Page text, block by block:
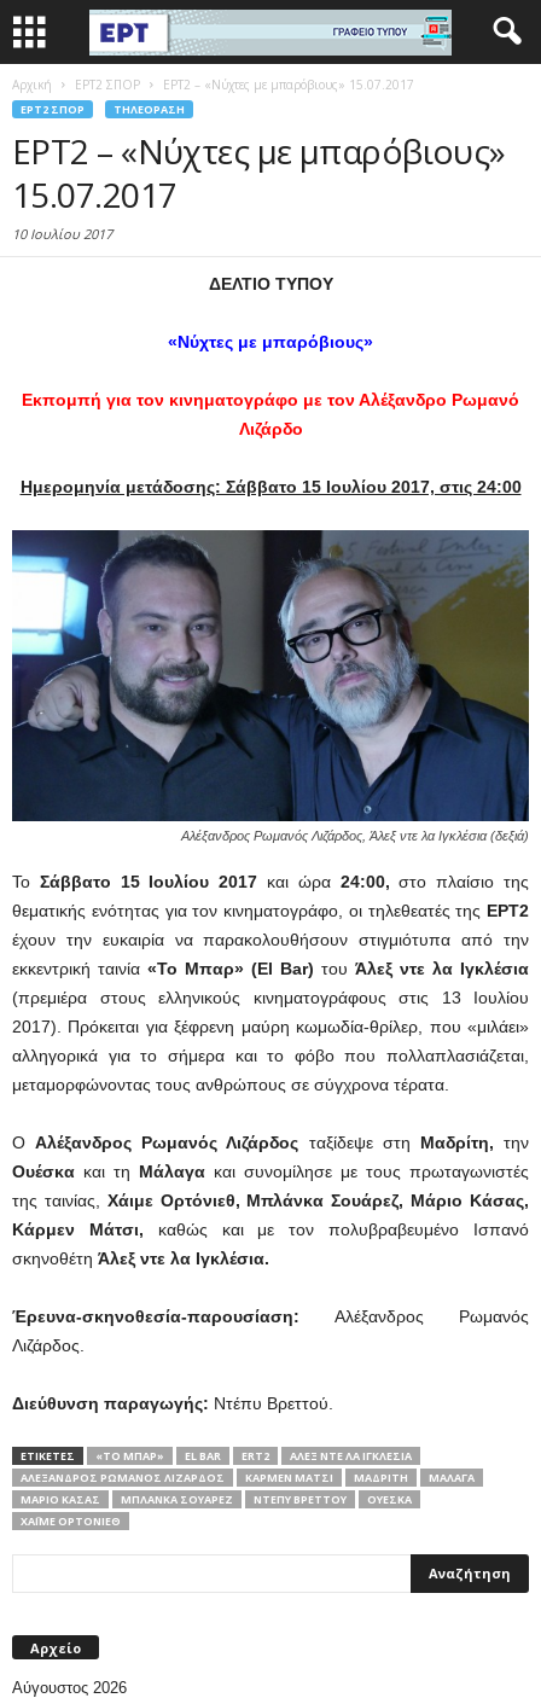
Αρχική EΡΤ2 ΣΠΟΡ ΕΡΤ2 – «Νύχτες με μπαρόβιους» 15.07.2017
EΡΤ2 ΣΠΟΡ ΤΗΛΕΌΡΑΣΗ
ΕΡΤ2 – «Νύχτες με μπαρόβιους»
15.07.2017
10 Ιουλίου 2017
ΔΕΛΤΙΟ ΤΥΠΟΥ
«Νύχτες με μπαρόβιους»
Εκπομπή για τον κινηματογράφο με τον Αλέξανδρο Ρωμανό
Λιζάρδο
Ημερομηνία μετάδοσης: Σάββατο 15 Ιουλίου 2017, στις 24:00
Αλέξανδρος Ρωμανός Λιζάρδος, Άλεξ ντε λα Ιγκλέσια (δεξιά)
Το Σάββατο 15 Ιουλίου 2017 και ώρα24:00,στο πλαίσιο της
θεματικής ενότητας για τον κινηματογράφο, οι τηλεθεατές της ΕΡΤ2
έχουν την ευκαιρία να παρακολουθήσουν στιγμιότυπα από την
εκκεντρική ταινία «Το Μπαρ» (El Bar) του Άλεξ ντε λα Ιγκλέσια
(πρεμιέρα στους ελληνικούς κινηματογράφους στις 13 Ιουλίου
2017). Πρόκειται για ξέφρενη μαύρη κωμωδία-θρίλερ, που «μιλάει»
αλληγορικά για το σήμερα και το φόβο που πολλαπλασιάζεται,
μεταμορφώνοντας τους ανθρώπους σε σύγχρονα τέρατα.
ΟΑλέξανδρος Ρωμανός Λιζάρδος ταξίδεψε στη Μαδρίτη, την
Ουέσκα και τη Μάλαγα και συνομίλησε με τους πρωταγωνιστές
της ταινίας, Χάιμε Ορτόνιεθ, Μπλάνκα Σουάρεζ, Μάριο Κάσας,
Κάρμεν Μάτσι, καθώς και με τον πολυβραβευμένο Ισπανό
σκηνοθέτη Άλεξ ντε λα Ιγκλέσια.
Έρευνα-σκηνοθεσία-παρουσίαση: Αλέξανδρος Ρωμανός
Λιζάρδος.
Διεύθυνση παραγωγής: Ντέπυ Βρεττού.
ΕΤΙΚΕΤΕΣ «ΤΟ ΜΠΑΡ» EL BAR ERT2
ΆΛΕΞ ΝΤΕ ΛΑ ΙΓΚΛΈΣΙΑ
ΑΛΈΞΑΝΔΡΟΣ ΡΩΜΑΝΌΣ ΛΙΖΆΡΔΟΣ
ΚΆΡΜΕΝ ΜΆΤΣΙ ΜΑΔΡΊΤΗ
ΜΆΛΑΓΑ
ΜΆΡΙΟ ΚΆΣΑΣ
ΜΠΛΆΝΚΑ ΣΟΥΆΡΕΖ ΝΤΈΠΥ ΒΡΕΤΤΟΎ
ΟΥΈΣΚΑ
ΧΆΙΜΕ ΟΡΤΌΝΙΕΘ
Αρχείο
Αύγουστος 2026